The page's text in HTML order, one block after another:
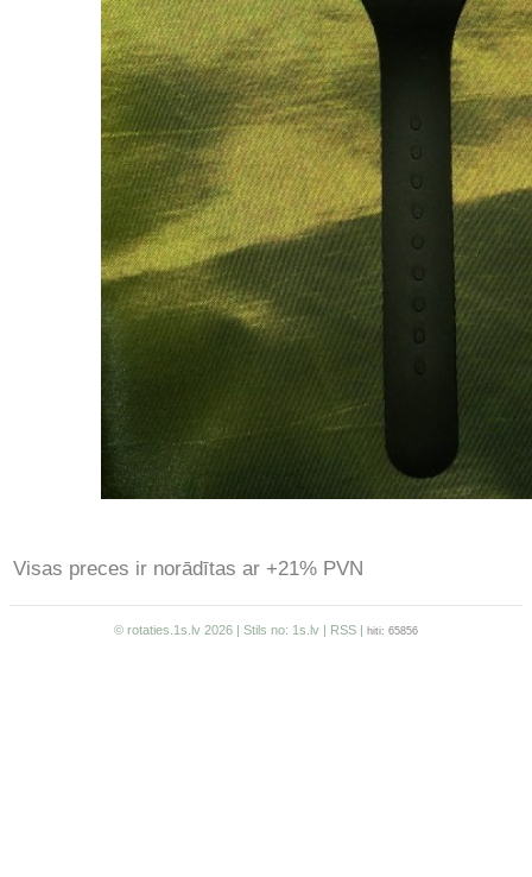
Visas preces ir norādītas ar +21% PVN
© rotaties.1s.lv 2026 | Stils no: 1s.lv | RSS | hiti: 65856